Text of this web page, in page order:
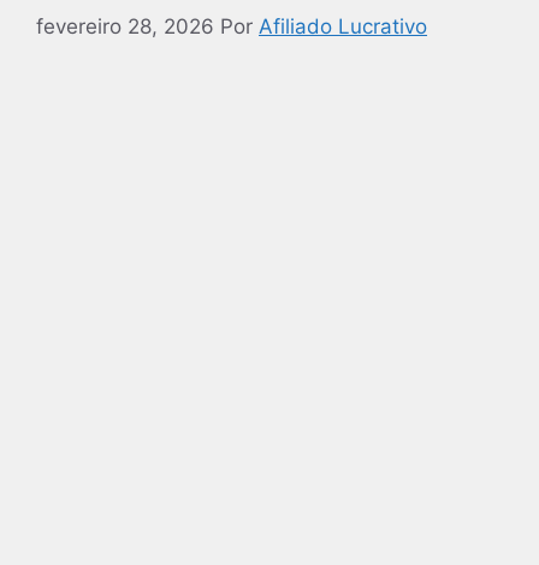
fevereiro 28, 2026 Por Afiliado Lucrativo